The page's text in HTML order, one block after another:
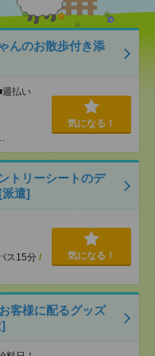
んのお散歩付き添
払い
気になる！
トリーシートのデ
遣]
ス15分 /
気になる！
客様に配るグッズ